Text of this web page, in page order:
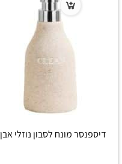
דיספנסר מונח לסבון נוזלי אבן